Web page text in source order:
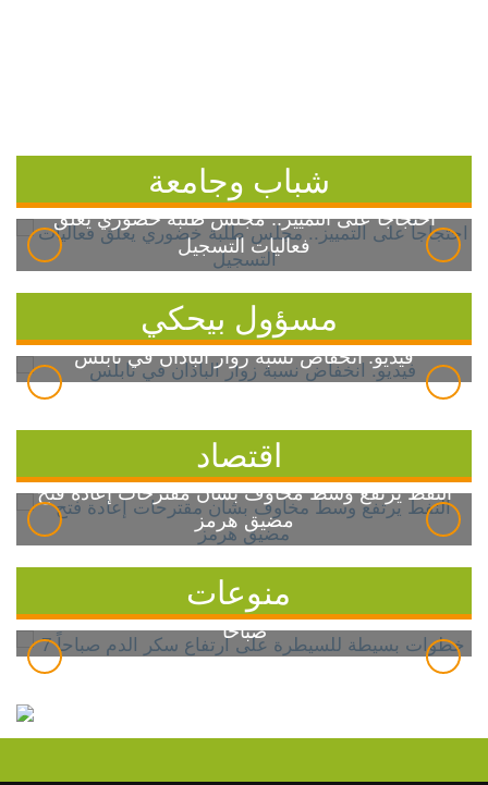
شباب وجامعة
احتجاجاً على التمييز.. مجلس طلبة خضوري يعلق
فعاليات التسجيل
مسؤول بيحكي
فيديو: انخفاض نسبة زوار الباذان في نابلس
اقتصاد
النفط يرتفع وسط مخاوف بشأن مقترحات إعادة فتح
مضيق هرمز
منوعات
7 خطوات بسيطة للسيطرة على ارتفاع سكر الدم
صباحاً